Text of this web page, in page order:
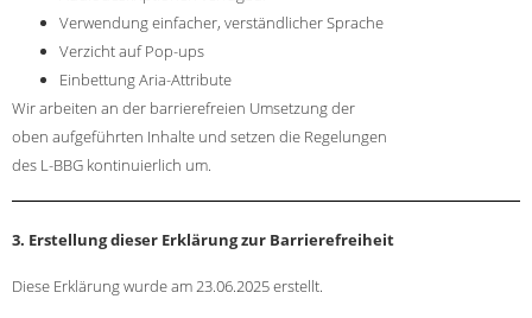
Verwendung einfacher, verständlicher Sprache
Verzicht auf Pop-ups
Einbettung Aria-Attribute
Wir arbeiten an der barrierefreien Umsetzung der
oben aufgeführten Inhalte und setzen die Regelungen
des L-BBG kontinuierlich um.
3. Erstellung dieser Erklärung zur Barrierefreiheit
Diese Erklärung wurde am 23.06.2025 erstellt.